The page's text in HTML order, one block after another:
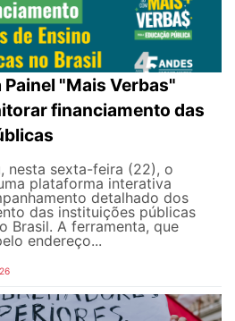
Painel "Mais Verbas"
financiamento das
nesta sexta-feira (22), o
plataforma interativa
detalhado dos
das instituições públicas
Brasil. A ferramenta, que
endereço...